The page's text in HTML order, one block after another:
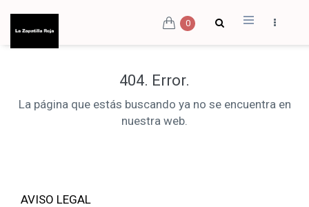
0
404. Error.
La página que estás buscando ya no se encuentra en
nuestra web.
AVISO LEGAL